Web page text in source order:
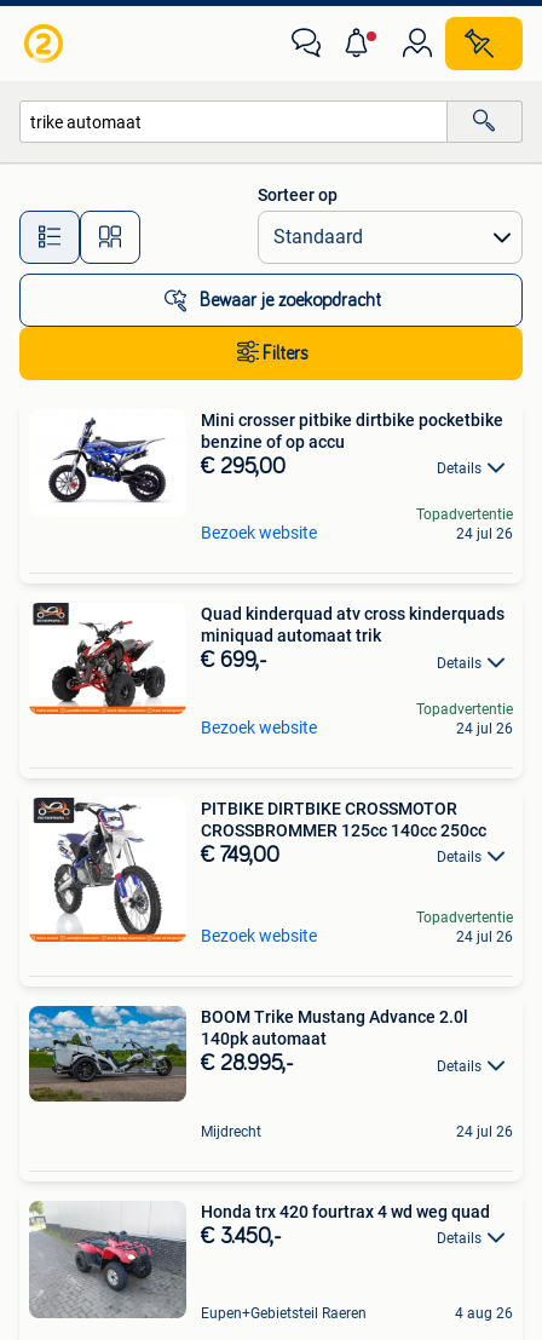
Alle afstanden…
Sorteer op
Bewaar je zoekopdracht
Filters
Mini crosser pitbike dirtbike pocketbike
benzine of op accu
€ 295,00 Details
Bezoek website
Topadvertentie
24 jul 26
Quad kinderquad atv cross kinderquads
miniquad automaat trik
€ 699,- Details
Bezoek website
Topadvertentie
24 jul 26
PITBIKE DIRTBIKE CROSSMOTOR
CROSSBROMMER 125cc 140cc 250cc
€ 749,00 Details
Bezoek website
Topadvertentie
24 jul 26
BOOM Trike Mustang Advance 2.0l
140pk automaat
€ 28.995,- Details
Mijdrecht 24 jul 26
Honda trx 420 fourtrax 4 wd weg quad
€ 3.450,- Details
Eupen+Gebietsteil Raeren 4 aug 26